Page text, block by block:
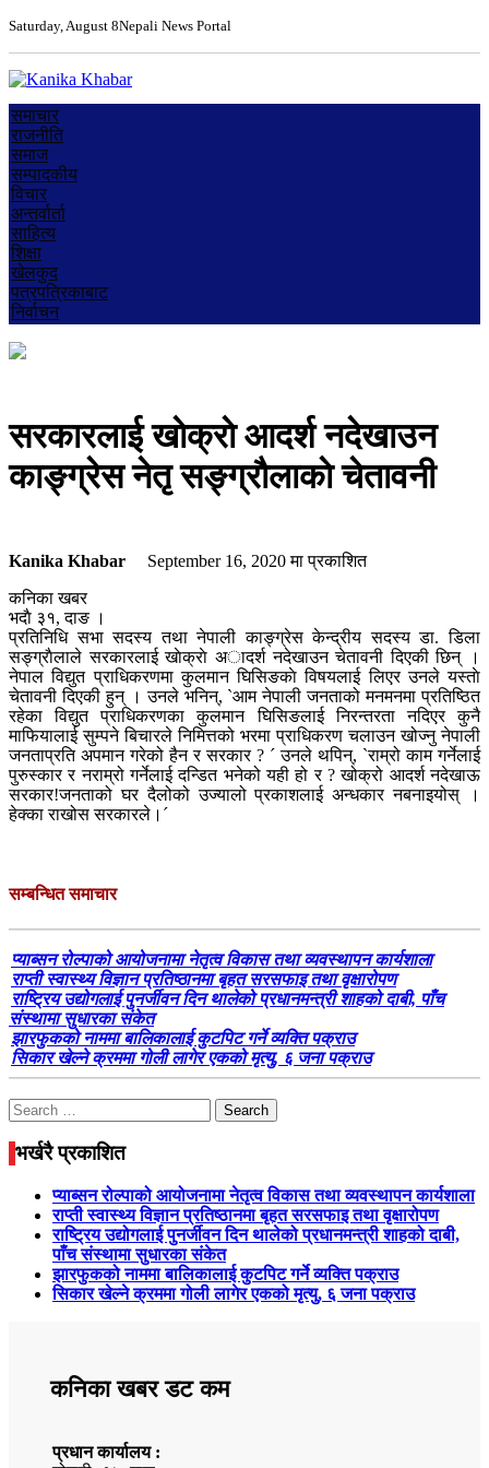
Saturday, August 8Nepali News Portal
समाचार
राजनीति
समाज
सम्पादकीय
विचार
अन्तर्वार्ता
साहित्य
शिक्षा
खेलकुद
पत्रपत्रिकाबाट
निर्वाचन
सरकारलाई खाेक्राे आदर्श नदेखाउन
काङ्ग्रेस नेतृ सङ्ग्राैलाकाे चेतावनी
Kanika Khabar September 16, 2020मा प्रकाशित
कनिका खबर
भदाै ३१, दाङ ।
प्रतिनिधि सभा सदस्य तथा नेपाली काङ्ग्रेस केन्द्रीय सदस्य डा. डिला
सङ्ग्राैलाले सरकारलाई खाेक्राे अादर्श नदेखाउन चेतावनी दिएकी छिन् ।
नेपाल विद्युत प्राधिकरणमा कुलमान घिसिङकाे विषयलाई लिएर उनले यस्ताे
चेतावनी दिएकी हुन् । उनले भनिन्, `आम नेपाली जनताको मनमनमा प्रतिष्ठित
रहेका विद्युत प्राधिकरणका कुलमान घिसिङलाई निरन्तरता नदिएर कुनै
माफियालाई सुम्पने बिचारले निमित्तको भरमा प्राधिकरण चलाउन खोज्नु नेपाली
जनताप्रति अपमान गरेको हैन र सरकार ? ´ उनले थपिन्, `राम्रो काम गर्नेलाई
पुरुस्कार र नराम्रो गर्नेलाई दन्डित भनेको यही हो र ? खोक्रो आदर्श नदेखाऊ
सरकार!जनताको घर दैलोको उज्यालो प्रकाशलाई अन्धकार नबनाइयोस् ।
हेक्का राखोस सरकारले।´
सम्बन्धित समाचार
प्याब्सन रोल्पाको आयोजनामा नेतृत्व विकास तथा व्यवस्थापन कार्यशाला
राप्ती स्वास्थ्य विज्ञान प्रतिष्ठानमा बृहत सरसफाइ तथा वृक्षारोपण
राष्ट्रिय उद्योगलाई पुनर्जीवन दिन थालेको प्रधानमन्त्री शाहको दाबी, पाँच
संस्थामा सुधारका संकेत
झारफुकको नाममा बालिकालाई कुटपिट गर्ने व्यक्ति पक्राउ
सिकार खेल्ने क्रममा गोली लागेर एकको मृत्यु, ६ जना पक्राउ
Search
for:
भर्खरै प्रकाशित
प्याब्सन रोल्पाको आयोजनामा नेतृत्व विकास तथा व्यवस्थापन कार्यशाला
राप्ती स्वास्थ्य विज्ञान प्रतिष्ठानमा बृहत सरसफाइ तथा वृक्षारोपण
राष्ट्रिय उद्योगलाई पुनर्जीवन दिन थालेको प्रधानमन्त्री शाहको दाबी,
पाँच संस्थामा सुधारका संकेत
झारफुकको नाममा बालिकालाई कुटपिट गर्ने व्यक्ति पक्राउ
सिकार खेल्ने क्रममा गोली लागेर एकको मृत्यु, ६ जना पक्राउ
कनिका खबर डट कम
प्रधान कार्यालय :